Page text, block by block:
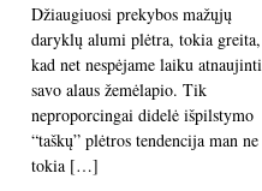
Džiaugiuosi prekybos mažųjų
daryklų alumi plėtra, tokia greita,
kad net nespėjame laiku atnaujinti
savo alaus žemėlapio. Tik
neproporcingai didelė išpilstymo
“taškų” plėtros tendencija man ne
tokia […]